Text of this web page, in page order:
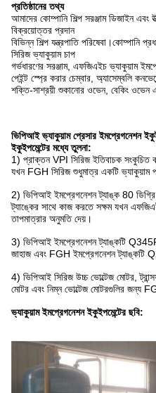
প্রতিষ্ঠানের তথ্য
আমাদের কোম্পানি শিল্প সরঞ্জাম ডিজাইন
বিক্রয়োত্তর প্রদান
বিভিন্ন শিল্প যন্ত্রপাতি পরিষেবা।কোম্পানি
সিরিজ ভ্যাকুয়াম চাপ
গর্ভধারণের সরঞ্জাম, এফজিএইচ ভ্যাকুয়াম
পেইন্ট স্প্রে করার চেম্বার, অ্যাসেম্বলি
শক্তি-সাশ্রয়ী শুকানোর ওভেন, বেকিং ওভেন
ভিপিআই ভ্যাকুয়াম প্রেসার ইমপ্রেগনেশন
ইকুইপমেন্টের মধ্যে তুলনা:
1) প্রাক্তন VPI সিরিজ ইতিবাচক সংকুচিত
যখন FGH সিরিজ শুধুমাত্র একটি ভ্যাকুয়াম
2) ভিপিআই ইমপ্রেগনেশন ট্যাঙ্ক 80 ডিগ্রি
ট্যাঙ্কের সাথে কাজ করতে সক্ষম যখন
তাপমাত্রার অনুমতি দেয়।
3) ভিপিআই ইমপ্রেগনেশন ট্যাঙ্কটি Q345R
জাহাজ এবং FGH ইমপ্রেগনেশন ট্যাঙ্কটি
4) ভিপিআই সিরিজ উচ্চ ভোল্টেজ মোটর,
মোটর এবং নিম্ন ভোল্টেজ মোটরগুলির জন্য
ভ্যাকুয়াম ইমপ্রেগনেশন ইকুইপমেন্টের ছবি: